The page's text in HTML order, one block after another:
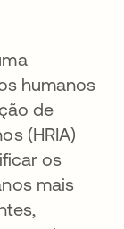
humanos
de
(HRIA)
os
mais